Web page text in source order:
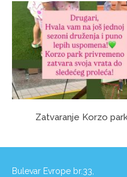
Zatvaranje Korzo
Bulevar Evrope br.33,